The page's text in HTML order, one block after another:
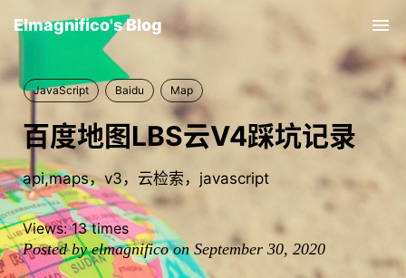
Elmagnifico's Blog
JavaScript Baidu Map
百度地图LBS云V4踩坑记录
api,maps，v3，云检索，javascript
Views:13times
Posted by elmagnifico on September 30, 2020